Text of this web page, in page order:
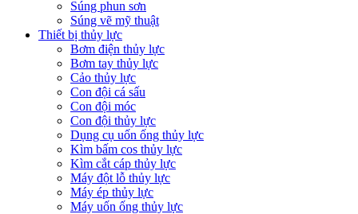
Súng phun sơn
Súng vẽ mỹ thuật
Thiết bị thủy lực
Bơm điện thủy lực
Bơm tay thủy lực
Cảo thủy lực
Con đội cá sấu
Con đội móc
Con đội thủy lực
Dụng cụ uốn ống thủy lực
Kìm bấm cos thủy lực
Kìm cắt cáp thủy lực
Máy đột lỗ thủy lực
Máy ép thủy lực
Máy uốn ống thủy lực